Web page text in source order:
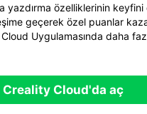
Satın almak
yazdırma özelliklerinin keyfini
geçerek özel puanlar
Uygulamasında daha
Creality Cloud'da aç